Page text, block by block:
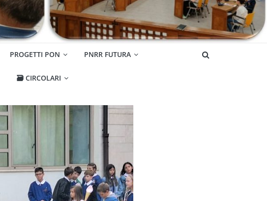
PROGETTI PON PNRR FUTURA
🗃️ CIRCOLARI